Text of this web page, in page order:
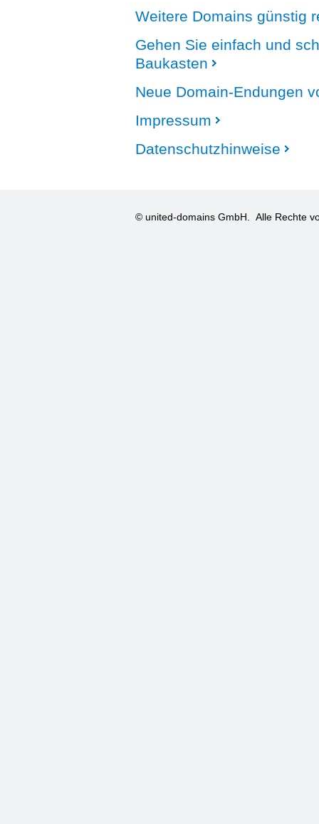
Weitere Domains günstig
Gehen Sie einfach und
Baukasten
Neue Domain-Endungen
Impressum
Datenschutzhinweise
© united-domains GmbH. Alle Rechte